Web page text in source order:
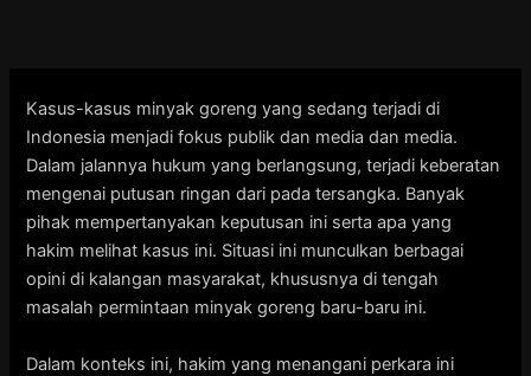
Kasus-kasus minyak goreng yang sedang terjadi di
Indonesia menjadi fokus publik dan media dan media.
Dalam jalannya hukum yang berlangsung, terjadi keberatan
mengenai putusan ringan dari pada tersangka. Banyak
pihak mempertanyakan keputusan ini serta apa yang
hakim melihat kasus ini. Situasi ini munculkan berbagai
opini di kalangan masyarakat, khususnya di tengah
masalah permintaan minyak goreng baru-baru ini.
Dalam konteks ini, hakim yang menangani perkara ini